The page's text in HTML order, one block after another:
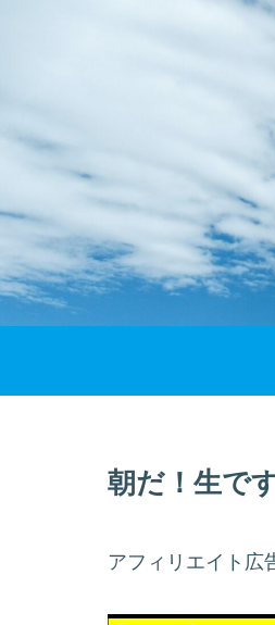
朝だ！生で
アフィリエイト広